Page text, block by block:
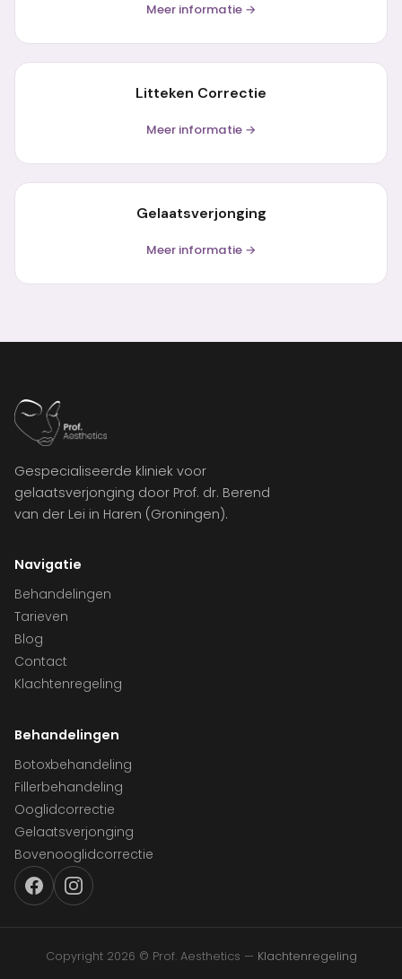
Meer informatie →
Litteken Correctie
Meer informatie →
Gelaatsverjonging
Meer informatie →
Gespecialiseerde kliniek voor
gelaatsverjonging door Prof. dr. Berend
van der Lei in Haren (Groningen).
Navigatie
Behandelingen
Tarieven
Blog
Contact
Klachtenregeling
Behandelingen
Botoxbehandeling
Fillerbehandeling
Ooglidcorrectie
Gelaatsverjonging
Bovenooglidcorrectie
Copyright 2026 © Prof. Aesthetics — Klachtenregeling